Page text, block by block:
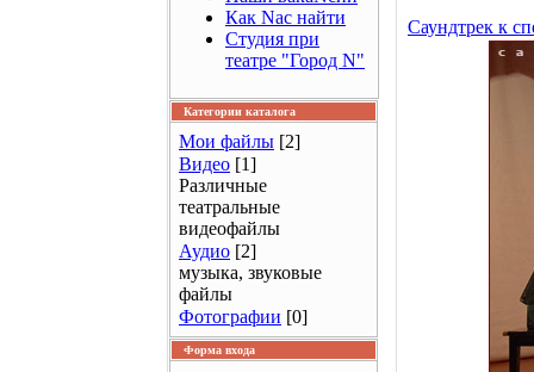
Как Nас найти
Студия при
театре "Город N"
Категории каталога
Мои файлы [2]
Видео [1]
Различные
театральные
видеофайлы
Аудио [2]
музыка, звуковые
файлы
Фотографии [0]
Форма входа
Саундтрек к